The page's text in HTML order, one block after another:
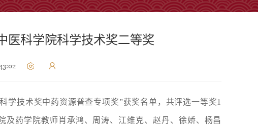
学 究 流 业 厅
医科学院科学技术奖二等奖
学技术奖中药资源普查专项奖”获奖名单，共评选一等奖1
药学院教师肖承鸿、周涛、江维克、赵丹、徐娇、杨昌